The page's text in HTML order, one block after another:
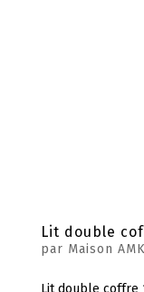
Lit double
par Maison